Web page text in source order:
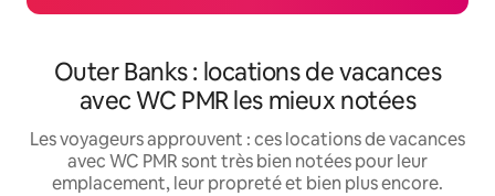
Outer Banks : locations de vacances
avec WC PMR les mieux notées
Les voyageurs approuvent : ces locations de vacances
avec WC PMR sont très bien notées pour leur
emplacement, leur propreté et bien plus encore.